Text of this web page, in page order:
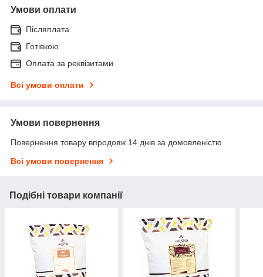
Умови оплати
Післяплата
Готівкою
Оплата за реквізитами
Всі умови оплати
Умови повернення
Повернення товару впродовж 14 днів за домовленістю
Всі умови повернення
Подібні товари компанії